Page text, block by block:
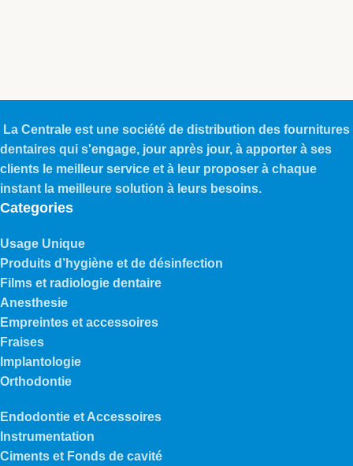
La Centrale est une société de distribution des fournitures
dentaires qui s'engage, jour après jour, à apporter à ses
clients le meilleur service et à leur proposer à chaque
instant la meilleure solution à leurs besoins.
Categories
Usage Unique
Produits d’hygiène et de désinfection
Films et radiologie dentaire
Anesthesie
Empreintes et accessoires
Fraises
Implantologie
Orthodontie
Endodontie et Accessoires
Instrumentation
Ciments et Fonds de cavité